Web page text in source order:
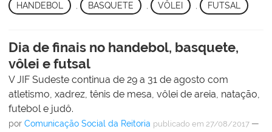
HANDEBOL BASQUETE VÔLEI , FUTSAL
Dia de finais no handebol, basquete,
vôlei e futsal
V JIF Sudeste continua de 29 a 31 de agosto com
atletismo, xadrez, tênis de mesa, vôlei de areia, natação,
futebol e judô.
por Comunicação Social da Reitoria publicado em 27/08/2017 —